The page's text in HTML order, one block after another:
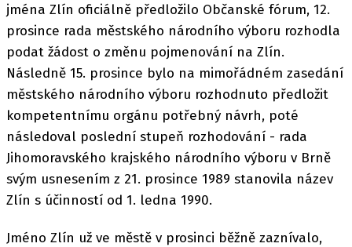
jména Zlín oficiálně předložilo Občanské fórum, 12.
prosince rada městského národního výboru rozhodla
podat žádost o změnu pojmenování na Zlín.
Následně 15. prosince bylo na mimořádném zasedání
městského národního výboru rozhodnuto předložit
kompetentnímu orgánu potřebný návrh, poté
následoval poslední stupeň rozhodování - rada
Jihomoravského krajského národního výboru v Brně
svým usnesením z 21. prosince 1989 stanovila název
Zlín s účinností od 1. ledna 1990.
Jméno Zlín už ve městě v prosinci běžně zaznívalo,